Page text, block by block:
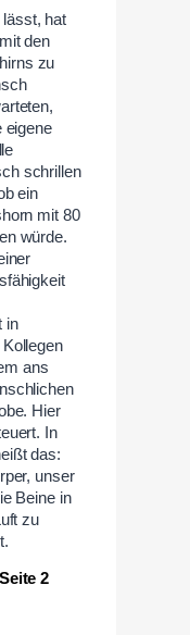
hat
den
zu
eigene
schrillen
ein
mit 80
würde.
in
ans
Hier
In
das:
unser
Beine in
zu
2